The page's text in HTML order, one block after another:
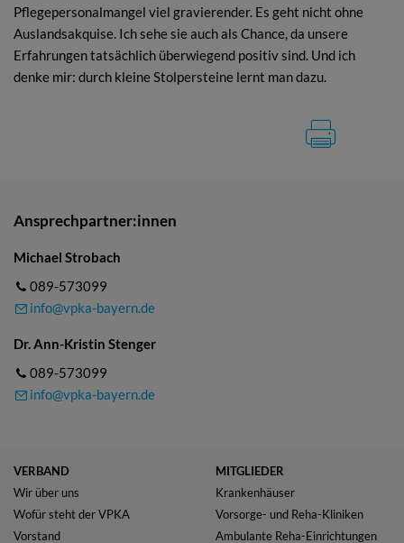
Pflegepersonalmangel viel gravierender. Es geht nicht ohne
Auslandsakquise. Ich sehe sie auch als Chance, da unsere
Erfahrungen tatsächlich überwiegend positiv sind. Und ich
denke mir: durch kleine Stolpersteine lernt man dazu.
Ansprechpartner:innen
Michael Strobach
089-573099
info@vpka-bayern.de
Dr. Ann-Kristin Stenger
089-573099
info@vpka-bayern.de
VERBAND
Wir über uns
Wofür steht der VPKA
Vorstand
MITGLIEDER
Krankenhäuser
Vorsorge- und Reha-Kliniken
Ambulante Reha-Einrichtungen